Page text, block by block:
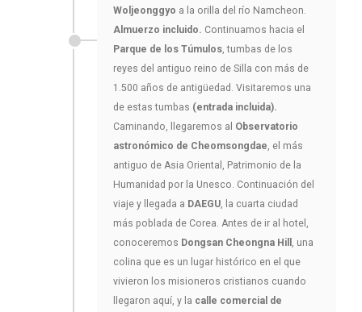
Woljeonggyo a la orilla del río Namcheon.
Almuerzo incluido. Continuamos hacia el
Parque de los Túmulos, tumbas de los
reyes del antiguo reino de Silla con más de
1.500 años de antigüedad. Visitaremos una
de estas tumbas (entrada incluida).
Caminando, llegaremos al Observatorio
astronómico de Cheomsongdae, el más
antiguo de Asia Oriental, Patrimonio de la
Humanidad por la Unesco. Continuación del
viaje y llegada a DAEGU, la cuarta ciudad
más poblada de Corea. Antes de ir al hotel,
conoceremos Dongsan Cheongna Hill , una
colina que es un lugar histórico en el que
vivieron los misioneros cristianos cuando
llegaron aquí, y la calle comercial de